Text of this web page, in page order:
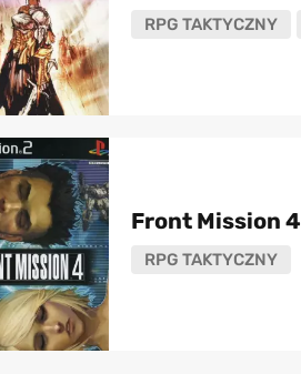
RPG TAKTYCZNY
Front Mission 4
RPG TAKTYCZNY